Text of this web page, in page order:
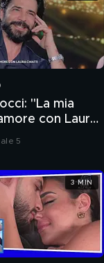
"La mia
con Laura
5
3 MIN